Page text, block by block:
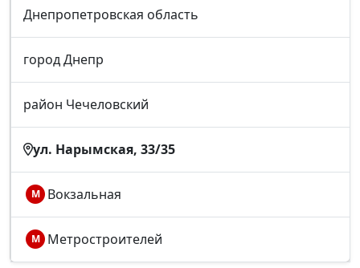
Днепропетровская область
город Днепр
район Чечеловский
ул. Нарымская, 33/35
М Вокзальная
М Метростроителей